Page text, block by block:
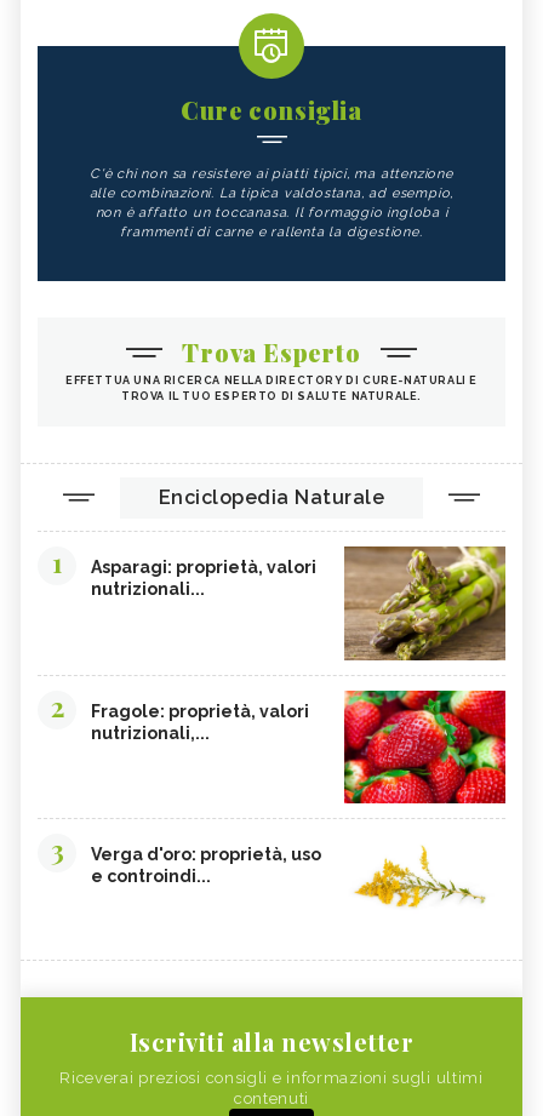
Cure consiglia
C'è chi non sa resistere ai piatti tipici, ma attenzione
alle combinazioni. La tipica valdostana, ad esempio,
non è affatto un toccanasa. Il formaggio ingloba i
frammenti di carne e rallenta la digestione.
Trova Esperto
EFFETTUA UNA RICERCA NELLA DIRECTORY DI CURE-NATURALI E
TROVA IL TUO ESPERTO DI SALUTE NATURALE.
Enciclopedia Naturale
1
Asparagi: proprietà, valori
nutrizionali...
2
Fragole: proprietà, valori
nutrizionali,...
3
Verga d'oro: proprietà, uso
e controindi...
Iscriviti alla newsletter
Riceverai preziosi consigli e informazioni sugli ultimi
contenuti